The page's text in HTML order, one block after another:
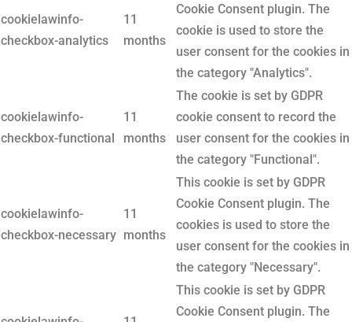
cookielawinfo-
checkbox-analytics
11
months
Cookie Consent plugin. The
cookie is used to store the
user consent for the cookies in
the category "Analytics".
cookielawinfo-
checkbox-functional
11
months
The cookie is set by GDPR
cookie consent to record the
user consent for the cookies in
the category "Functional".
cookielawinfo-
checkbox-necessary
11
months
This cookie is set by GDPR
Cookie Consent plugin. The
cookies is used to store the
user consent for the cookies in
the category "Necessary".
This cookie is set by GDPR
Cookie Consent plugin. The